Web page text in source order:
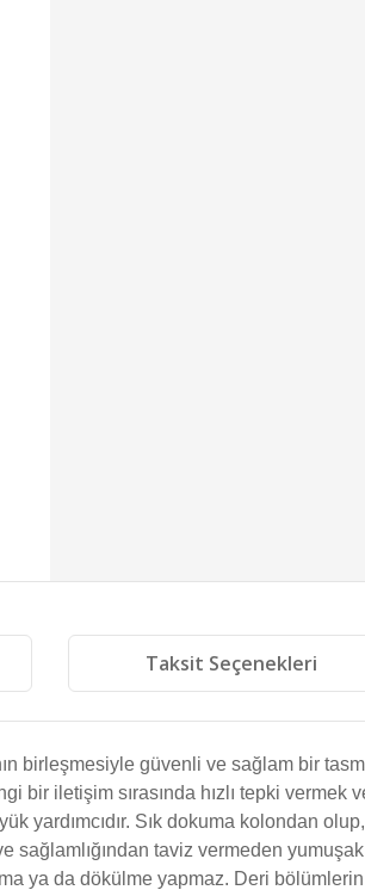
Taksit Seçenekleri
birleşmesiyle güvenli ve sağlam bir
bir iletişim sırasında hızlı tepki vermek
yardımcıdır. Sık dokuma kolondan
sağlamlığından taviz vermeden
ya da dökülme yapmaz. Deri bölümlerin